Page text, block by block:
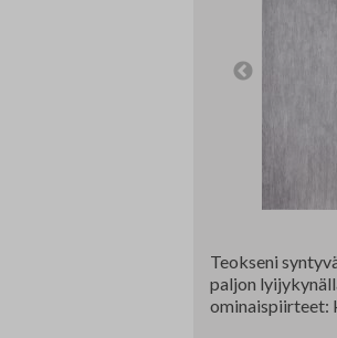
Historia
Teokseni
paljon
ominaispiirteet: